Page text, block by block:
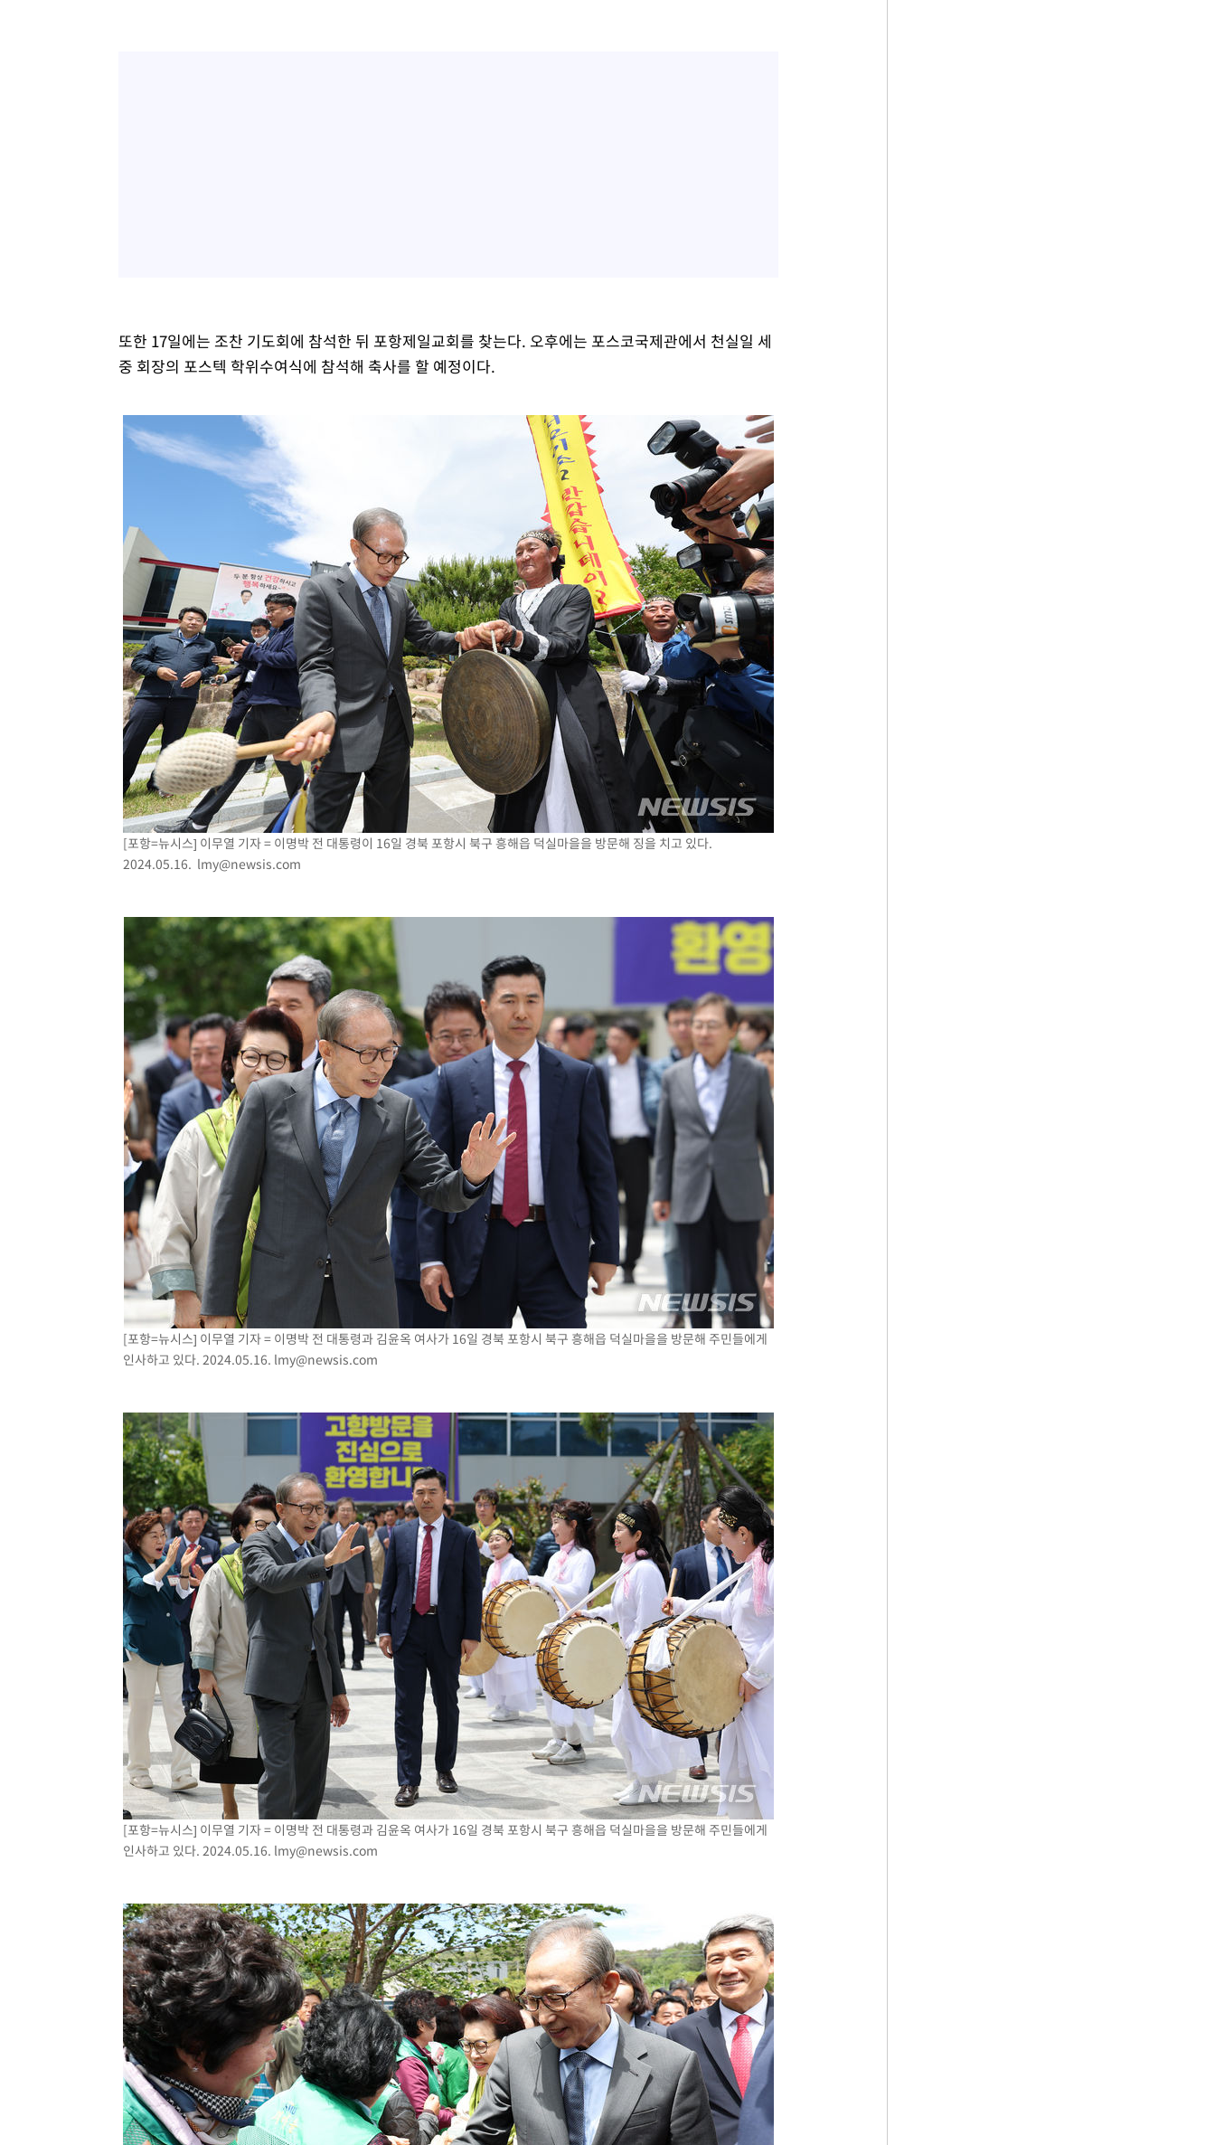
또한 17일에는 조찬 기도회에 참석한 뒤 포항제일교회를 찾는다. 오후에는 포스코국제관에서 천실일 세
중 회장의 포스텍 학위수여식에 참석해 축사를 할 예정이다.
[포항=뉴시스] 이무열 기자 = 이명박 전 대통령이 16일 경북 포항시 북구 흥해읍 덕실마을을 방문해 징을 치고 있다.
2024.05.16. lmy@newsis.com
[포항=뉴시스] 이무열 기자 = 이명박 전 대통령과 김윤옥 여사가 16일 경북 포항시 북구 흥해읍 덕실마을을 방문해 주민들에게
인사하고 있다. 2024.05.16. lmy@newsis.com
[포항=뉴시스] 이무열 기자 = 이명박 전 대통령과 김윤옥 여사가 16일 경북 포항시 북구 흥해읍 덕실마을을 방문해 주민들에게
인사하고 있다. 2024.05.16. lmy@newsis.com